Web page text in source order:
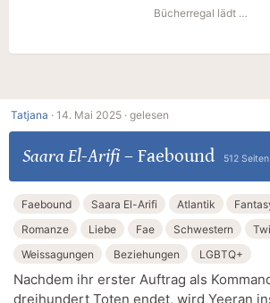
Bücherregal lädt …
Tatjana · 14. Mai 2025 · gelesen
Saara El-Arifi– Faebound 512 Seiten
Faebound Saara El-Arifi Atlantik
Romanze
Liebe Fae Schwestern
Weissagungen
Beziehungen LGBTQ+
Nachdem ihr erster Auftrag als
dreihundert Toten endet, wird Yeeran